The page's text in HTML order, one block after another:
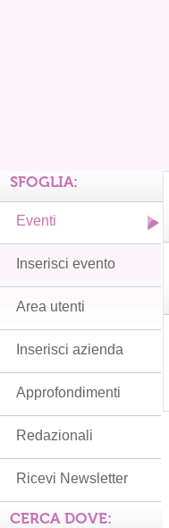
SFOGLIA:
Eventi
Inserisci evento
Area utenti
Inserisci azienda
Approfondimenti
Redazionali
Ricevi Newsletter
CERCA DOVE: